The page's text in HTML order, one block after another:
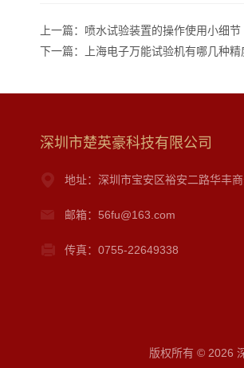
上一篇： 喷水试验装置的操作使用小细节
下一篇：
上海电子万能试验机有哪几种精
深圳市楚英豪科技有限公司
地址：深圳市宝安区裕安二路华丰
邮箱：56fu@163.com
传真：0755-22649338
版权所有 © 2026